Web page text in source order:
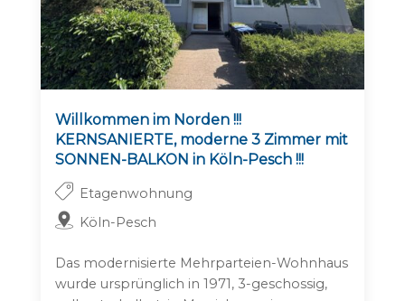
Willkommen im Norden !!!
KERNSANIERTE, moderne 3 Zimmer mit
SONNEN-BALKON in Köln-Pesch !!!
Etagenwohnung
Köln-Pesch
Das modernisierte Mehrparteien-Wohnhaus
wurde ursprünglich in 1971, 3-geschossig,